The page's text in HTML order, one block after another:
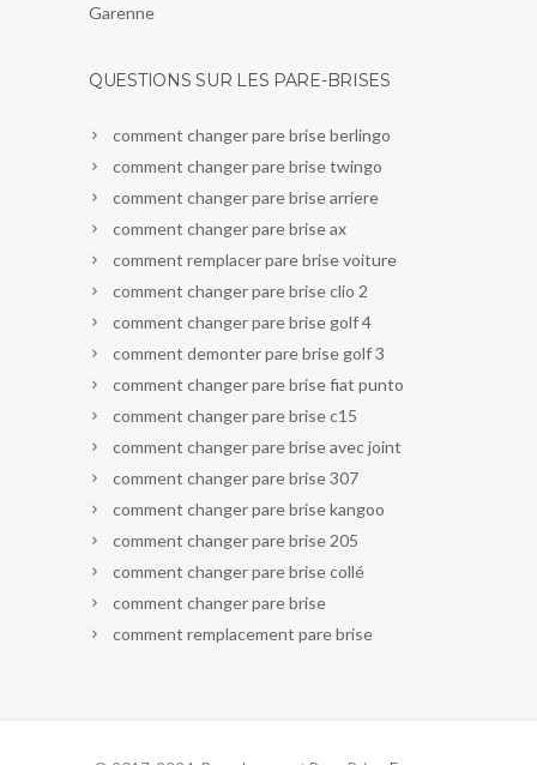
Garenne
QUESTIONS SUR LES PARE-BRISES
comment changer pare brise berlingo
comment changer pare brise twingo
comment changer pare brise arriere
comment changer pare brise ax
comment remplacer pare brise voiture
comment changer pare brise clio 2
comment changer pare brise golf 4
comment demonter pare brise golf 3
comment changer pare brise fiat punto
comment changer pare brise c15
comment changer pare brise avec joint
comment changer pare brise 307
comment changer pare brise kangoo
comment changer pare brise 205
comment changer pare brise collé
comment changer pare brise
comment remplacement pare brise